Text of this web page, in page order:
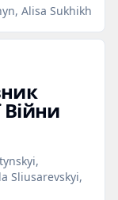
Alisa Sukhikh
Війни
Sliusarevskyi,